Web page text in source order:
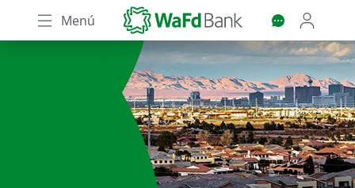
Skip
to
main
content
Menú